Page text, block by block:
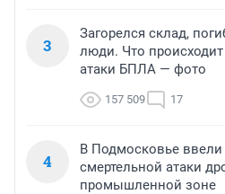
3
Загорелся склад,
люди. Что
атаки БПЛА — фото
157 509 17
4
В Подмосковье
смертельной атаки
промышленной зоне